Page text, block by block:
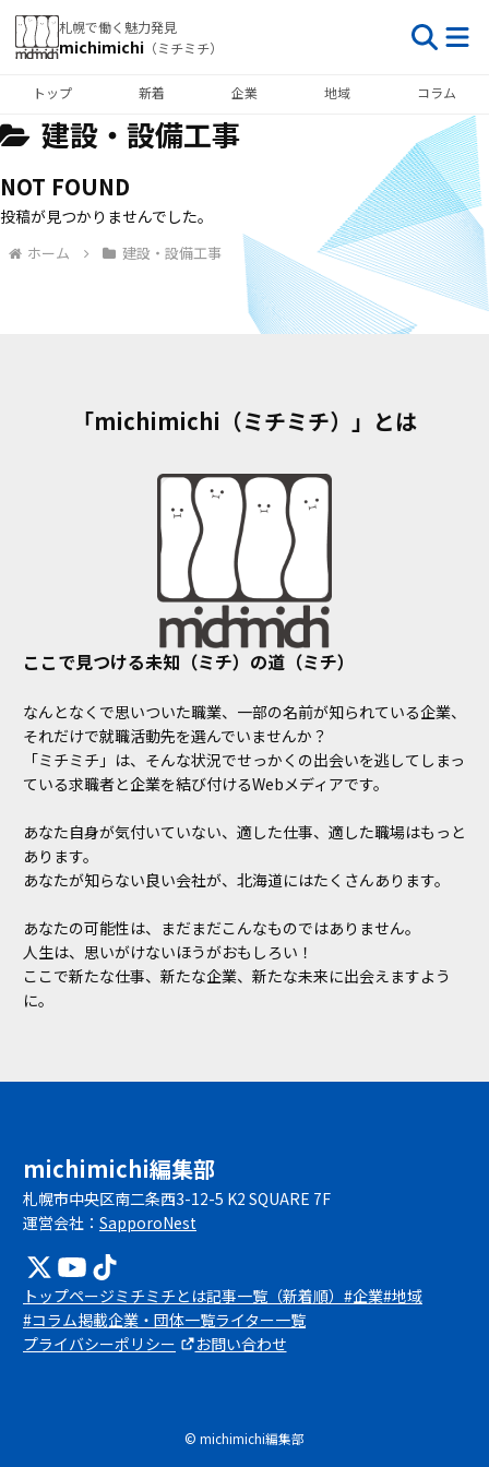
札幌で働く魅力発見
michimichi （ミチミチ）
トップ 新着 企業 地域 コラム
建設・設備工事
NOT FOUND
投稿が見つかりませんでした。
ホーム 建設・設備工事
「michimichi（ミチミチ）」とは
ここで見つける未知（ミチ）の道（ミチ）
なんとなくで思いついた職業、一部の名前が知られている企業、
それだけで就職活動先を選んでいませんか？
「ミチミチ」は、そんな状況でせっかくの出会いを逃してしまっ
ている求職者と企業を結び付けるWebメディアです。
あなた自身が気付いていない、適した仕事、適した職場はもっと
あります。
あなたが知らない良い会社が、北海道にはたくさんあります。
あなたの可能性は、まだまだこんなものではありません。
人生は、思いがけないほうがおもしろい！
ここで新たな仕事、新たな企業、新たな未来に出会えますよう
に。
michimichi編集部
札幌市中央区南二条西3-12-5 K2 SQUARE 7F
運営会社： SapporoNest
トップページミチミチとは記事一覧（新着順） #企業#地域
#コラム掲載企業・団体一覧ライター一覧
プライバシーポリシー
お問い合わせ
© michimichi編集部